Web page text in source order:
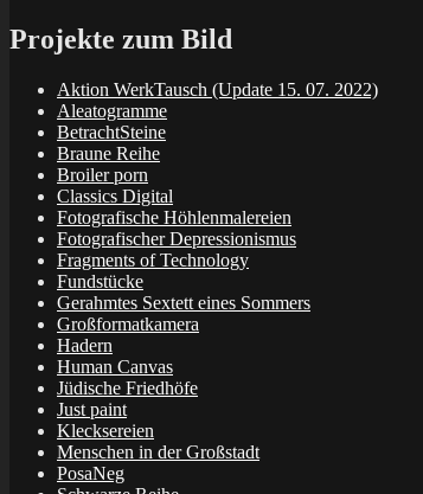
Projekte zum Bild
Aktion WerkTausch (Update 15. 07. 2022)
Aleatogramme
BetrachtSteine
Braune Reihe
Broiler porn
Classics Digital
Fotografische Höhlenmalereien
Fotografischer Depressionismus
Fragments of Technology
Fundstücke
Gerahmtes Sextett eines Sommers
Großformatkamera
Hadern
Human Canvas
Jüdische Friedhöfe
Just paint
Klecksereien
Menschen in der Großstadt
PosaNeg